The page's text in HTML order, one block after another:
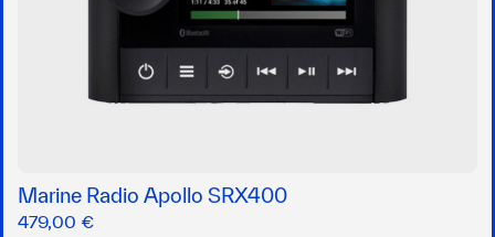
Marine Radio Apollo SRX400
479,00 €